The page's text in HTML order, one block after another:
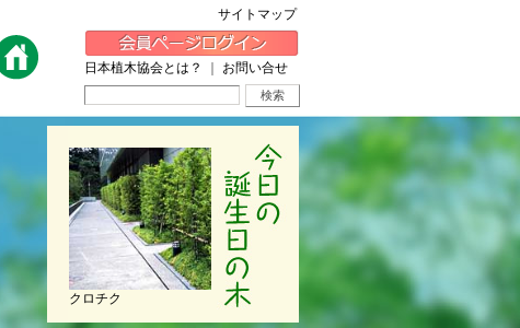
サイトマップ
日本植木協会とは？ お問い合せ
クロチク